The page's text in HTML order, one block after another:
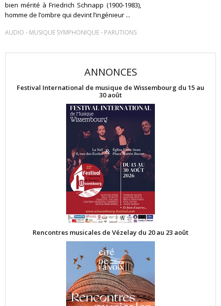
bien mérité à Friedrich Schnapp (1900-1983),
homme de l’ombre qui devint l’ingénieur ...
AUDIO - MUSIQUE SYMPHONIQUE- PARUTIONS
ANNONCES
Festival International de musique de Wissembourg du 15 au
30 août
Rencontres musicales de Vézelay du 20 au 23 août